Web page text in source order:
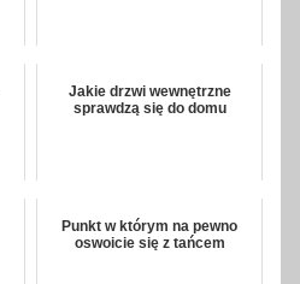
Jakie drzwi wewnętrzne
sprawdzą się do domu
Punkt w którym na pewno
oswoicie się z tańcem